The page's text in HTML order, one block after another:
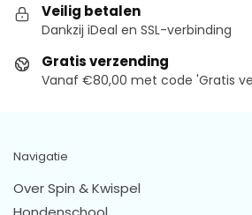
Veilig betalen
Dankzij iDeal en SSL-verbinding
Gratis verzending
Vanaf €80,00 met code 'Gratis
Navigatie
Over Spin & Kwispel